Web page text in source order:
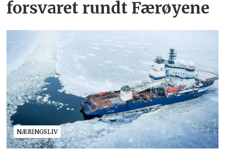
forsvaret rundt Færøyene
NÆRINGSLIV